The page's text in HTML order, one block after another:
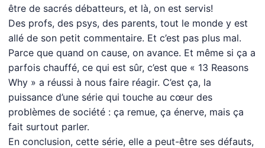
être de sacrés débatteurs, et là, on est servis!
Des profs, des psys, des parents, tout le monde y est
allé de son petit commentaire. Et c’est pas plus mal.
Parce que quand on cause, on avance. Et même si ça a
parfois chauffé, ce qui est sûr, c’est que « 13 Reasons
Why » a réussi à nous faire réagir. C’est ça, la
puissance d’une série qui touche au cœur des
problèmes de société : ça remue, ça énerve, mais ça
fait surtout parler.
En conclusion, cette série, elle a peut-être ses défauts,